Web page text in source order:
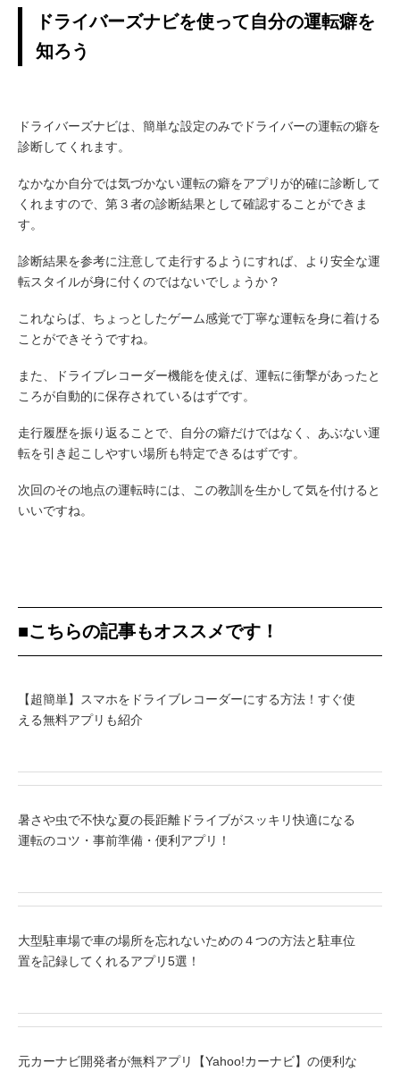
ドライバーズナビを使って自分の運転癖を
知ろう
ドライバーズナビは、簡単な設定のみでドライバーの運転の癖を
診断してくれます。
なかなか自分では気づかない運転の癖をアプリが的確に診断して
くれますので、第３者の診断結果として確認することができま
す。
診断結果を参考に注意して走行するようにすれば、より安全な運
転スタイルが身に付くのではないでしょうか？
これならば、ちょっとしたゲーム感覚で丁寧な運転を身に着ける
ことができそうですね。
また、ドライブレコーダー機能を使えば、運転に衝撃があったと
ころが自動的に保存されているはずです。
走行履歴を振り返ることで、自分の癖だけではなく、あぶない運
転を引き起こしやすい場所も特定できるはずです。
次回のその地点の運転時には、この教訓を生かして気を付けると
いいですね。
■こちらの記事もオススメです！
【超簡単】スマホをドライブレコーダーにする方法！すぐ使
える無料アプリも紹介
暑さや虫で不快な夏の長距離ドライブがスッキリ快適になる
運転のコツ・事前準備・便利アプリ！
大型駐車場で車の場所を忘れないための４つの方法と駐車位
置を記録してくれるアプリ5選！
元カーナビ開発者が無料アプリ【Yahoo!カーナビ】の便利な